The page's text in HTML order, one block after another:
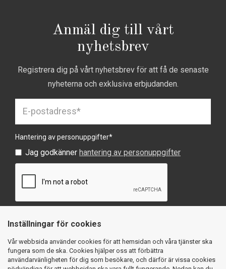
Anmäl dig till vårt
nyhetsbrev
Registrera dig på vårt nyhetsbrev för att få de senaste
nyheterna och exklusiva erbjudanden.
Hantering av personuppgifter*
Jag godkänner hantering av personuppgifter
Inställningar för cookies
Vår webbsida använder cookies för att hemsidan och våra tjänster ska
fungera som de ska. Cookies hjälper oss att förbättra
användarvänligheten för dig som besökare, och därför är vissa cookies